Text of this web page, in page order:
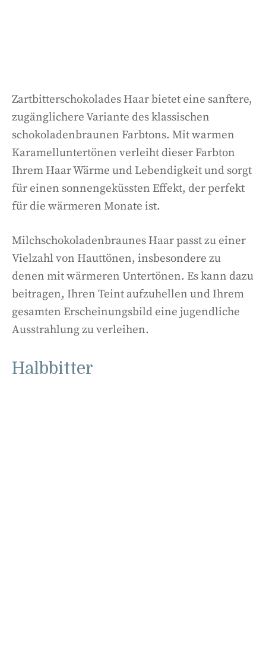
Zartbitterschokolades Haar bietet eine sanftere,
zugänglichere Variante des klassischen
schokoladenbraunen Farbtons. Mit warmen
Karamelluntertönen verleiht dieser Farbton
Ihrem Haar Wärme und Lebendigkeit und sorgt
für einen sonnengeküssten Effekt, der perfekt
für die wärmeren Monate ist.
Milchschokoladenbraunes Haar passt zu einer
Vielzahl von Hauttönen, insbesondere zu
denen mit wärmeren Untertönen. Es kann dazu
beitragen, Ihren Teint aufzuhellen und Ihrem
gesamten Erscheinungsbild eine jugendliche
Ausstrahlung zu verleihen.
Halbbitter